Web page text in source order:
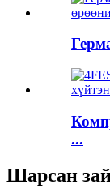
...
Шарсан